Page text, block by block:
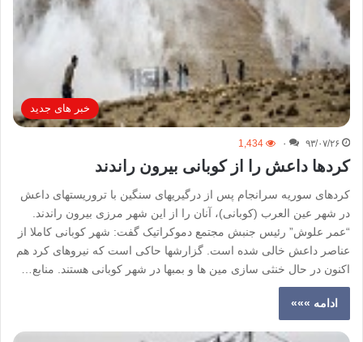
خبر های جدید
۹۳/۰۷/۲۶ ۰ 1,434
کردها داعش را از کوبانی بیرون راندند
کردهای سوریه سرانجام پس از درگیریهای سنگین با تروریستهای داعش
در شهر عین العرب (کوبانی)، آنان را از این شهر مرزی بیرون راندند.
“عمر علوش” رئیس جنبش مجتمع دموکراتیک گفت: شهر کوبانی کاملا از
عناصر داعش خالی شده است. گزارشها حاکی است که نیروهای کرد هم
اکنون در حال خنثی سازی مین ها و بمبها در شهر کوبانی هستند. منابع…
ادامه »»»